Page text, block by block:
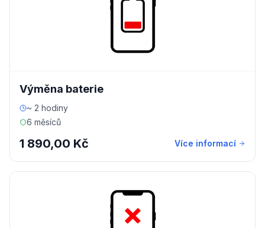
Výměna baterie
~ 2 hodiny
6 měsíců
1 890,00 Kč Více informací